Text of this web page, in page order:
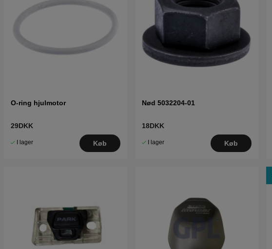
O-ring hjulmotor
29DKK
I lager Køb
Nød 5032204-01
18DKK
I lager Køb